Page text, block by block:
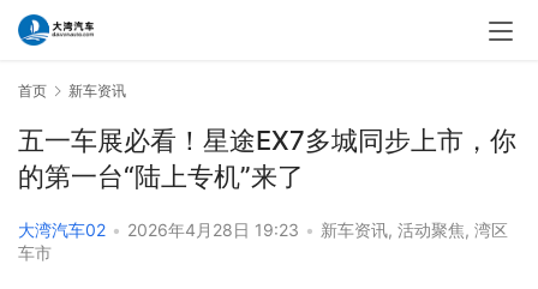
首页 新车资讯
五一车展必看！星途EX7多城同步上市，你
的第一台“陆上专机”来了
大湾汽车02 • 2026年4月28日 19:23 • 新车资讯, 活动聚焦, 湾区
车市